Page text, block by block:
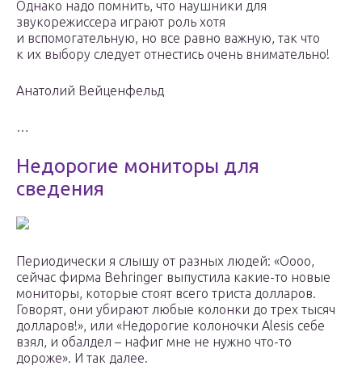
Однако надо помнить, что наушники для
звукорежиссера играют роль хотя
и вспомогательную, но все равно важную, так что
к их выбору следует отнестись очень внимательно!
Анатолий Вейценфельд
…
Недорогие мониторы для
сведения
Периодически я слышу от разных людей: «Оооо,
сейчас фирма Behringer выпустила какие-то новые
мониторы, которые стоят всего триста долларов.
Говорят, они убирают любые колонки до трех тысяч
долларов!», или «Недорогие колоночки Alesis себе
взял, и обалдел – нафиг мне не нужно что-то
дороже». И так далее.